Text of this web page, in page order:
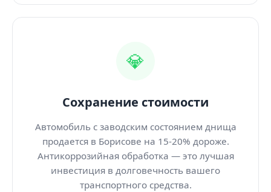
💎
Сохранение стоимости
Автомобиль с заводским состоянием днища
продается в Борисове на 15-20% дороже.
Антикоррозийная обработка — это лучшая
инвестиция в долговечность вашего
транспортного средства.